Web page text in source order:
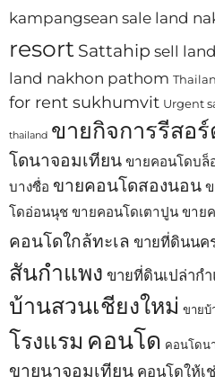
kampangsean sale land
resort Sattahip sell
land nakhon pathom
for rent sukhumvit Urgent
thailand ขายกิจการรีสอร์
โดนาจอมเทียน ขายคอนโดบล็
บางซื่อ ขายคอนโดสองนอน
โดอ่อนนุช ขายคอนโดเตาปูน ขาย
คอนโดใกล้ทะเล ขายที่ดินนค
สันกำแพง ขายที่ดินเปล่าก
บ้านสวนเชียงใหม่ ขายบ้
โรงแรม คอนโด คอนโดน
ขายนาจอมเทียน คอนโดให้เ